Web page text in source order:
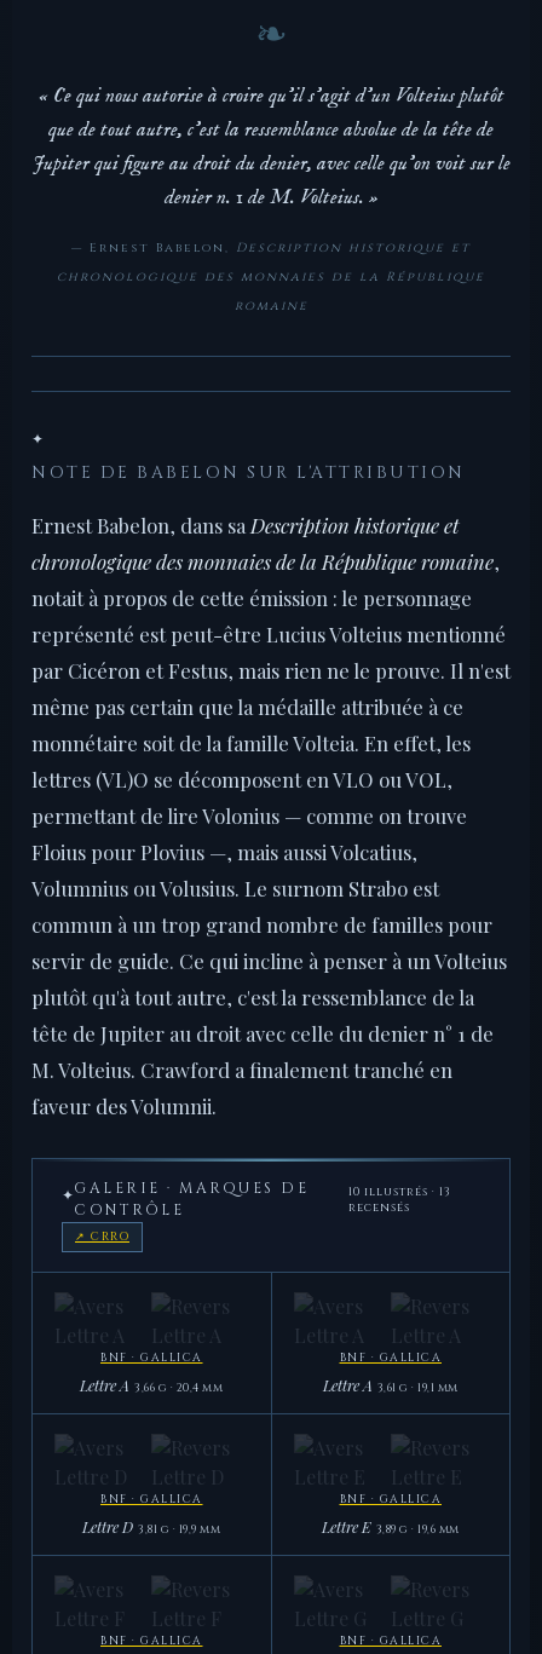
« Ce qui nous autorise à croire qu'il s'agit d'un Volteius plutôt
que de tout autre, c'est la ressemblance absolue de la tête de
Jupiter qui figure au droit du denier, avec celle qu'on voit sur le
denier n. 1 de M. Volteius. »
— Ernest Babelon, Description historique et
chronologique des monnaies de la République
romaine
✦
NOTE DE BABELON SUR L'ATTRIBUTION
Ernest Babelon, dans sa Description historique et
chronologique des monnaies de la République romaine,
notait à propos de cette émission : le personnage
représenté est peut-être Lucius Volteius mentionné
par Cicéron et Festus, mais rien ne le prouve. Il n'est
même pas certain que la médaille attribuée à ce
monnétaire soit de la famille Volteia. En effet, les
lettres (VL)O se décomposent en VLO ou VOL,
permettant de lire Volonius — comme on trouve
Floius pour Plovius —, mais aussi Volcatius,
Volumnius ou Volusius. Le surnom Strabo est
commun à un trop grand nombre de familles pour
servir de guide. Ce qui incline à penser à un Volteius
plutôt qu'à tout autre, c'est la ressemblance de la
tête de Jupiter au droit avec celle du denier n° 1 de
M. Volteius. Crawford a finalement tranché en
faveur des Volumnii.
✦GALERIE · MARQUES DE
CONTRÔLE
10 illustrés · 13
recensés
↗ CRRO
BNF · GALLICA
Lettre A 3,66 g · 20,4 mm
BNF · GALLICA
Lettre A
3,66 g
BNF · GALLICA
Lettre A 3,61 g · 19,1 mm
BNF · GALLICA
Lettre A
3,61 g
BNF · GALLICA
Lettre D 3,81 g · 19,9 mm
BNF · GALLICA
Lettre D
3,81 g
BNF · GALLICA
Lettre E 3,89 g · 19,6 mm
BNF · GALLICA
Lettre E
3,89 g
BNF · GALLICA BNF · GALLICA